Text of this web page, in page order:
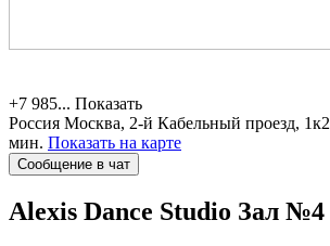
+7 985... Показать
Россия Москва, 2-й Кабельный проезд, 1к2
мин. Показать на карте
Сообщение в чат
Alexis Dance Studio Зал №4